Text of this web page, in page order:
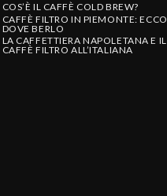
COS’È IL CAFFÈ COLD BREW?
CAFFÈ FILTRO IN PIEMONTE: ECCO
DOVE BERLO
LA CAFFETTIERA NAPOLETANA E IL
CAFFÈ FILTRO ALL’ITALIANA